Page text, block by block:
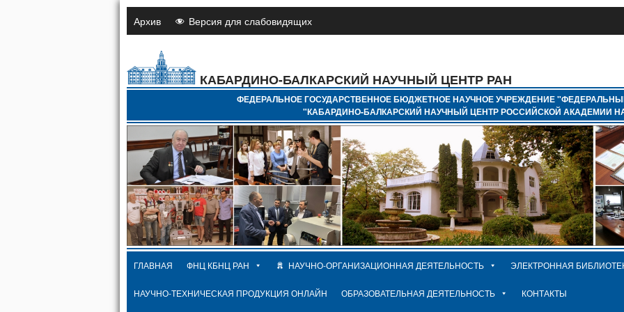
Архив Версия для слабовидящих
КАБАРДИНО-БАЛКАРСКИЙ НАУЧНЫЙ ЦЕНТР РАН
ФЕДЕРАЛЬНОЕ ГОСУДАРСТВЕННОЕ БЮДЖЕТНОЕ НАУЧНОЕ УЧРЕЖДЕНИЕ
"КАБАРДИНО-БАЛКАРСКИЙ НАУЧНЫЙ ЦЕНТР РОССИЙСКОЙ АКАДЕМИИ
ГЛАВНАЯ ФНЦ КБНЦ РАН НАУЧНО-ОРГАНИЗАЦИОННАЯ ДЕЯТЕЛЬНОСТЬ ЭЛЕКТРОННАЯ
НАУЧНО-ТЕХНИЧЕСКАЯ ПРОДУКЦИЯ ОНЛАЙН ОБРАЗОВАТЕЛЬНАЯ ДЕЯТЕЛЬНОСТЬ КОНТАКТЫ